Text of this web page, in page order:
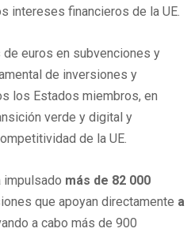
intereses financieros de la UE.
de euros en subvenciones y
de inversiones y
los Estados miembros, en
verde y digital y
de la UE.
impulsado más de 82 000
que apoyan directamente a
a cabo más de 900